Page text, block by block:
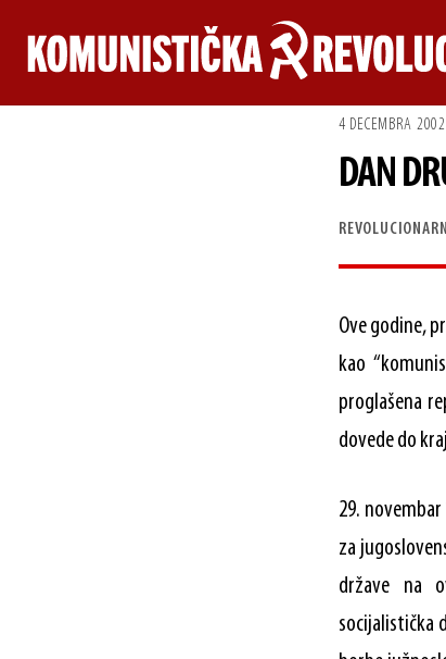
4 DECEMBRA 2002
DAN
Ove godine,
kao
proglašena
dovede do
29.
za
države na
socijalistička